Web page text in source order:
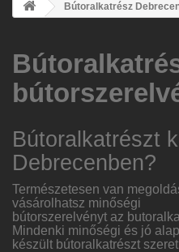
Bútoralkatrész
Bútoralkatrészt
Debrecenben?
Természetesen van
vásárolhatsz minőségi
bútorszerelvényt az
Mindenki minőségi és jó
készült bútoralkatrészt